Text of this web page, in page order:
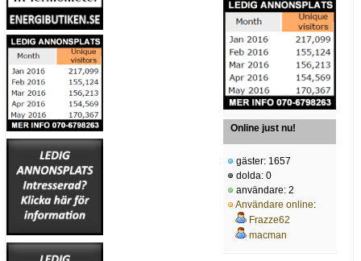
Online just nu!
gäster: 1657
dolda: 0
användare: 2
Användare online:
Frazze62
macman